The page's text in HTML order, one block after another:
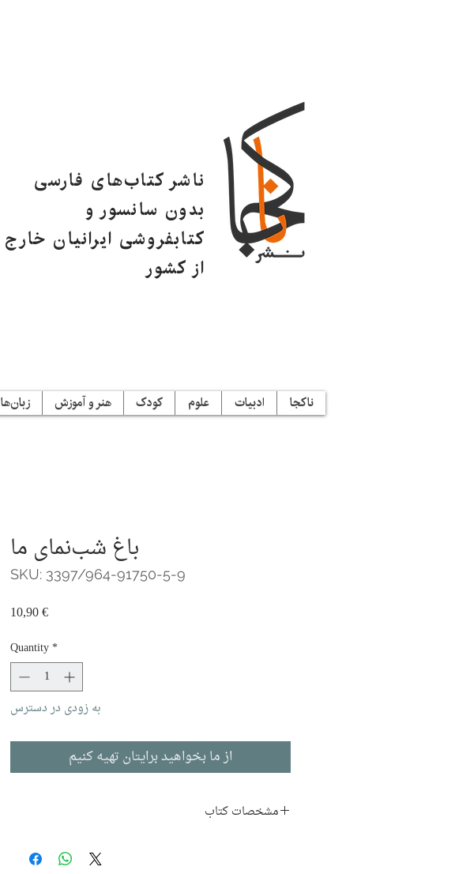
ناشر کتاب‌های فارسی
بدون سانسور و
کتابفروشی ایرانیان خارج
از کشور
ناکجا ادبیات علوم کودک هنر و آموزش زبان‌ها
باغ شب‌نمای ما
SKU: 3397/964-91750-5-9
10,90 €Price
Quantity*
به زودی در دسترس
از ما بخواهید برایتان تهیه کنیم
مشخصات کتاب